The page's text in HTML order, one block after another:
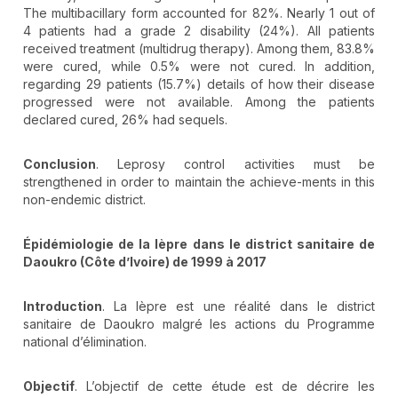
The multibacillary form accounted for 82%. Nearly 1 out of
4 patients had a grade 2 disability (24%). All patients
received treatment (multidrug therapy). Among them, 83.8%
were cured, while 0.5% were not cured. In addition,
regarding 29 patients (15.7%) details of how their disease
progressed were not available. Among the patients
declared cured, 26% had sequels.
Conclusion. Leprosy control activities must be
strengthened in order to maintain the achieve-ments in this
non-endemic district.
Épidémiologie de la lèpre dans le district sanitaire de
Daoukro (Côte d’Ivoire) de 1999 à 2017
Introduction. La lèpre est une réalité dans le district
sanitaire de Daoukro malgré les actions du Programme
national d’élimination.
Objectif. L’objectif de cette étude est de décrire les